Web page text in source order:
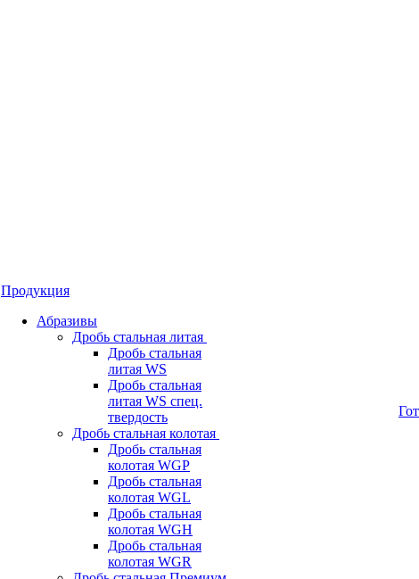
Продукция
Абразивы
Дробь стальная литая
Дробь стальная
литая WS
Дробь стальная
литая WS спец.
твердость
Дробь стальная колотая
Дробь стальная
колотая WGP
Дробь стальная
колотая WGL
Дробь стальная
колотая WGH
Дробь стальная
колотая WGR